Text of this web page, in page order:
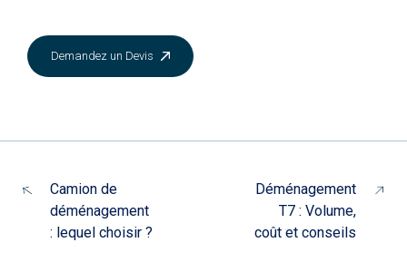
Demandez un Devis
Camion de
déménagement
: lequel choisir ?
Déménagement
T7 : Volume,
coût et conseils